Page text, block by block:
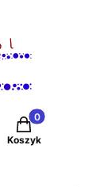
Produkty w
Koszyk